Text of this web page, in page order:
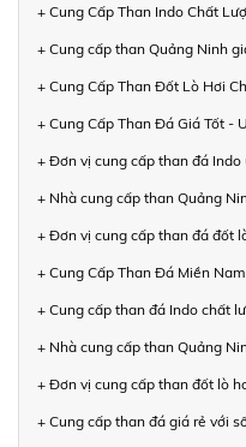
+ Cung Cấp Than Indo Chất
+ Cung cấp than Quảng Ninh
+ Cung Cấp Than Đốt Lò Hơi
+ Cung Cấp Than Đá Giá Tốt -
+ Đơn vị cung cấp than đá
+ Nhà cung cấp than Quảng
+ Đơn vị cung cấp than đá đốt
+ Cung Cấp Than Đá Miền
+ Cung cấp than đá Indo chất
+ Nhà cung cấp than Quảng
+ Đơn vị cung cấp than đốt lò
+ Cung cấp than đá giá rẻ với